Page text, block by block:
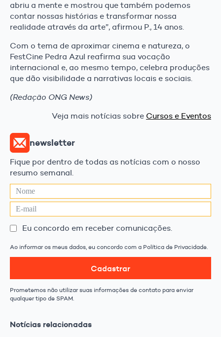
abriu a mente e mostrou que também podemos
contar nossas histórias e transformar nossa
realidade através da arte”, afirmou P., 14 anos.
Com o tema de aproximar cinema e natureza, o
FestCine Pedra Azul reafirma sua vocação
internacional e, ao mesmo tempo, celebra produções
que dão visibilidade a narrativas locais e sociais.
(Redação ONG News)
Veja mais notícias sobre Cursos e Eventos
newsletter
Fique por dentro de todas as notícias com o nosso
resumo semanal.
Eu concordo em receber comunicações.
Ao informar os meus dados, eu concordo com a Política de Privacidade.
Cadastrar
Prometemos não utilizar suas informações de contato para enviar
qualquer tipo de SPAM.
Notícias relacionadas